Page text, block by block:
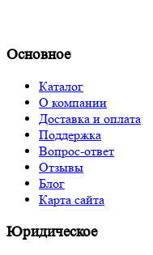
Основное
Каталог
О компании
Доставка и оплата
Поддержка
Вопрос-ответ
Отзывы
Блог
Карта сайта
Юридическое